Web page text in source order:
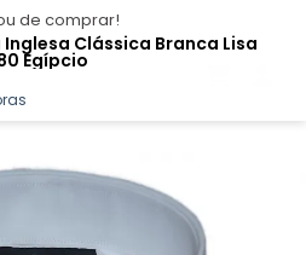
de comprar!
Clássica Branca Lisa
Egípcio